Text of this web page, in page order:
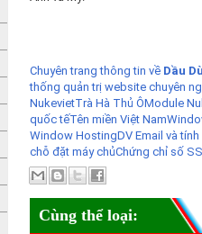
Chuyên trang thông tin về Dầu
thống quản trị website chuyên
NukevietTrà Hà Thủ ÔModule
quốc tếTên miền Việt Nam
Window HostingDV Email và
chỗ đặt máy chủChứng chỉ số
Cùng thể loại: